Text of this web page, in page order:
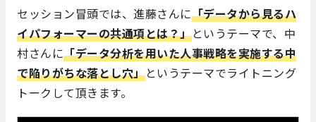
セッション冒頭では、進藤さんに「データから見るハ
イパフォーマーの共通項とは？」というテーマで、中
村さんに「データ分析を用いた人事戦略を実施する中
で陥りがちな落とし穴」というテーマでライトニング
トークして頂きます。